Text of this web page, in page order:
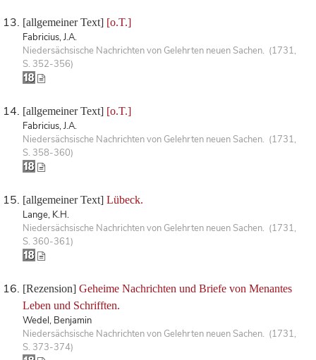
[allgemeiner Text] [o.T.]
Fabricius, J.A.
Niedersächsische Nachrichten von Gelehrten neuen Sachen. (1731,
S. 352-356)
[allgemeiner Text] [o.T.]
Fabricius, J.A.
Niedersächsische Nachrichten von Gelehrten neuen Sachen. (1731,
S. 358-360)
[allgemeiner Text] Lübeck.
Lange, K.H.
Niedersächsische Nachrichten von Gelehrten neuen Sachen. (1731,
S. 360-361)
[Rezension] Geheime Nachrichten und Briefe von Menantes
Leben und Schrifften.
Wedel, Benjamin
Niedersächsische Nachrichten von Gelehrten neuen Sachen. (1731,
S. 373-374)